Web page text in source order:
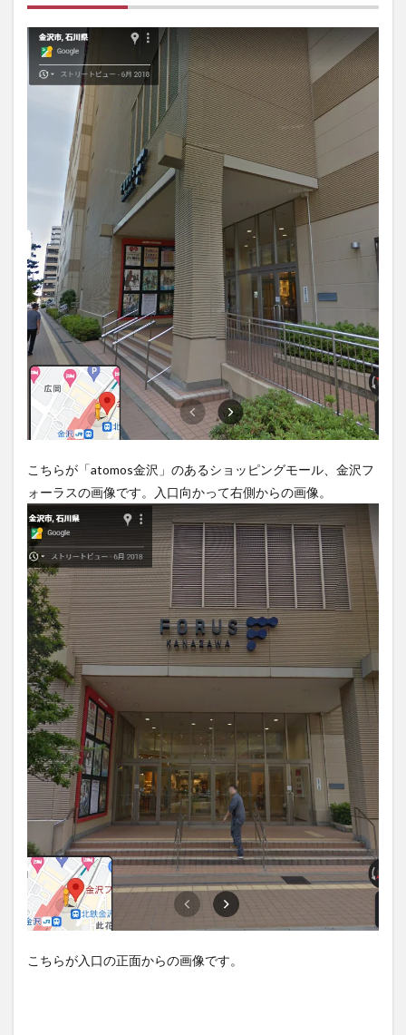
こちらが「atomos金沢」のあるショッピングモール、金沢フ
ォーラスの画像です。入口向かって右側からの画像。
こちらが入口の正面からの画像です。